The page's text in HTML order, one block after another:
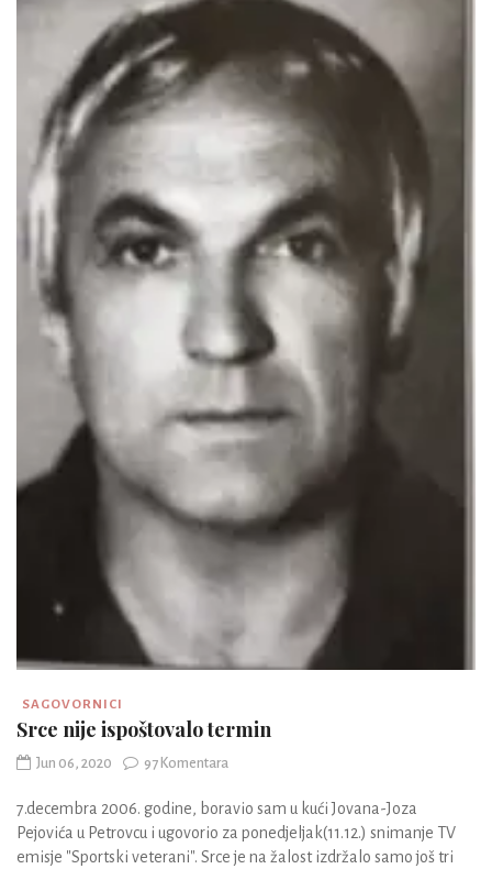
SAGOVORNICI
Srce nije ispoštovalo termin
Jun 06, 2020 97 Komentara
7.decembra 2006. godine, boravio sam u kući Jovana-Joza
Pejovića u Petrovcu i ugovorio za ponedjeljak(11.12.) snimanje TV
emisje "Sportski veterani". Srce je na žalost izdržalo samo još tri